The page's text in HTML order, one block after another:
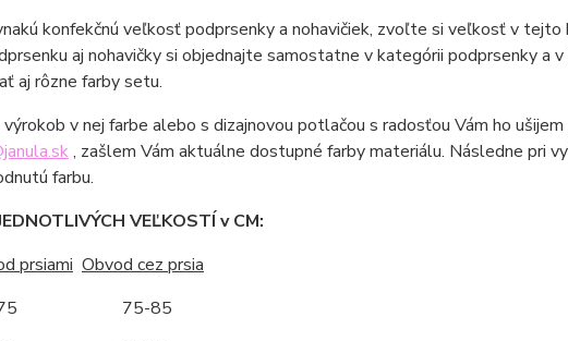
konfekčnú veľkosť podprsenky a nohavičiek, zvoľte si veľkosť v
aj nohavičky si objednajte samostatne v kategórii podprsenky a
aj rôzne farby setu.
v nej farbe alebo s dizajnovou potlačou s radosťou Vám ho
, zašlem Vám aktuálne dostupné farby materiálu. Následne pri
farbu.
VEĽKOSTÍ v CM:
prsiami Obvod cez prsia
75-85